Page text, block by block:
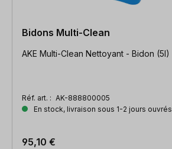
Bidons Multi-Clean
AKE Multi-Clean Nettoyant - Bidon (5l)
Réf. art. : AK-888800005
En stock, livraison sous 1-2 jours ouvrés
95,10 €